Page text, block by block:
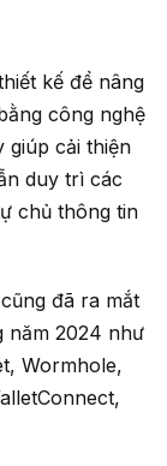
kế để nâng
công nghệ
giúp cải thiện
duy trì các
chủ thông tin
đã ra mắt
năm 2024 như
Wormhole,